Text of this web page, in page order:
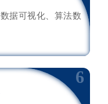
据可视化、算法数
6